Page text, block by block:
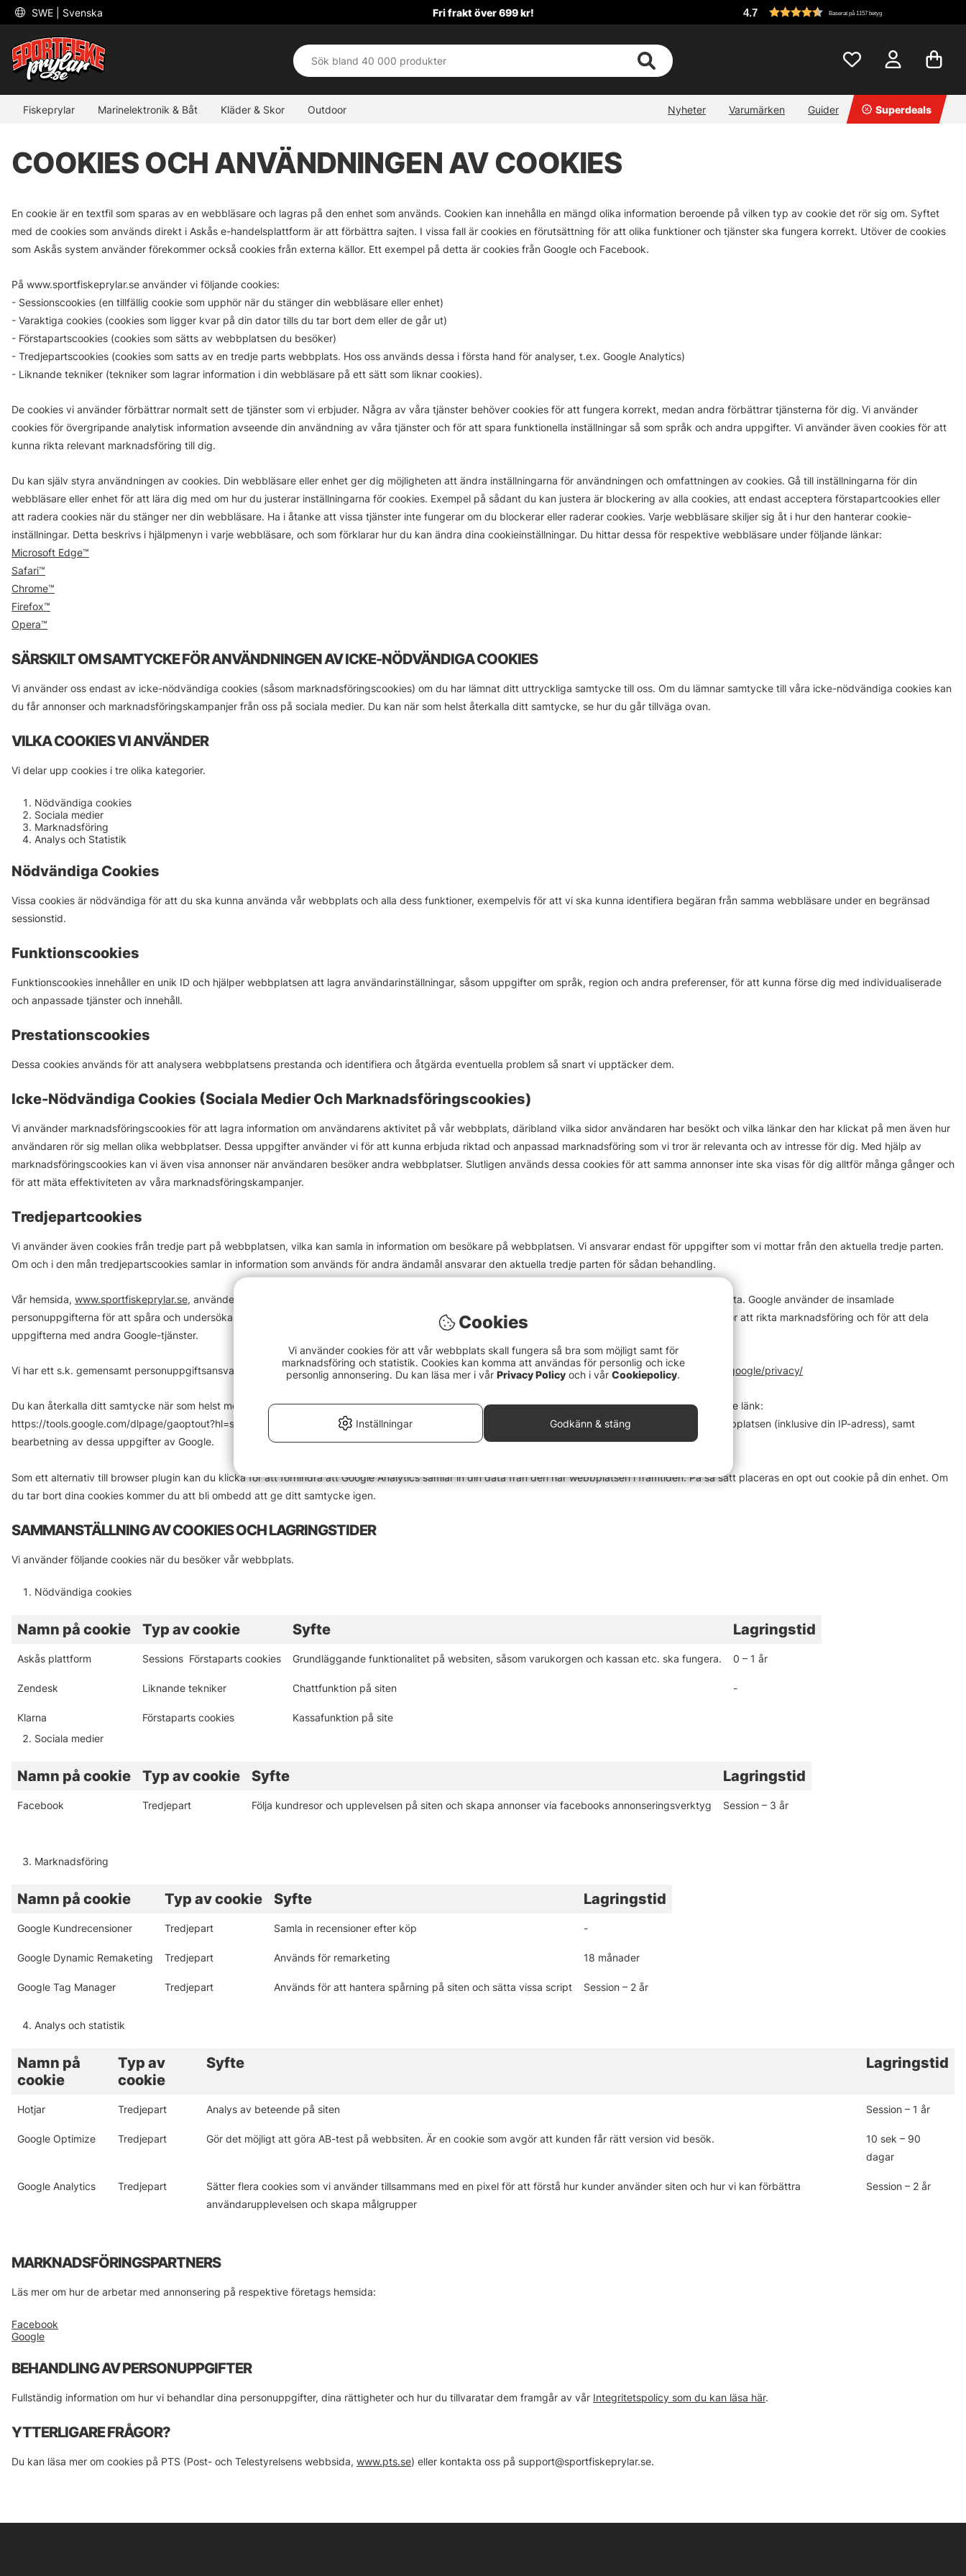
SWE | Svenska Fri frakt över 699 kr! 4.7 Baserat på 1157 betyg
Fiskeprylar Marinelektronik & Båt Kläder & Skor Outdoor Nyheter Varumärken Guider Superdeals
COOKIES OCH ANVÄNDNINGEN AV COOKIES
En cookie är en textfil som sparas av en webbläsare och lagras på den enhet som används. Cookien kan innehålla en mängd olika information beroende på vilken typ av cookie det rör sig om. Syftet
med de cookies som används direkt i Askås e-handelsplattform är att förbättra sajten. I vissa fall är cookies en förutsättning för att olika funktioner och tjänster ska fungera korrekt. Utöver de cookies
som Askås system använder förekommer också cookies från externa källor. Ett exempel på detta är cookies från Google och Facebook.
På www.sportfiskeprylar.se använder vi följande cookies:
- Sessionscookies (en tillfällig cookie som upphör när du stänger din webbläsare eller enhet)
- Varaktiga cookies (cookies som ligger kvar på din dator tills du tar bort dem eller de går ut)
- Förstapartscookies (cookies som sätts av webbplatsen du besöker)
- Tredjepartscookies (cookies som satts av en tredje parts webbplats. Hos oss används dessa i första hand för analyser, t.ex. Google Analytics)
- Liknande tekniker (tekniker som lagrar information i din webbläsare på ett sätt som liknar cookies).
De cookies vi använder förbättrar normalt sett de tjänster som vi erbjuder. Några av våra tjänster behöver cookies för att fungera korrekt, medan andra förbättrar tjänsterna för dig. Vi använder
cookies för övergripande analytisk information avseende din användning av våra tjänster och för att spara funktionella inställningar så som språk och andra uppgifter. Vi använder även cookies för att
kunna rikta relevant marknadsföring till dig.
Du kan själv styra användningen av cookies. Din webbläsare eller enhet ger dig möjligheten att ändra inställningarna för användningen och omfattningen av cookies. Gå till inställningarna för din
webbläsare eller enhet för att lära dig med om hur du justerar inställningarna för cookies. Exempel på sådant du kan justera är blockering av alla cookies, att endast acceptera förstapartcookies eller
att radera cookies när du stänger ner din webbläsare. Ha i åtanke att vissa tjänster inte fungerar om du blockerar eller raderar cookies. Varje webbläsare skiljer sig åt i hur den hanterar cookie-
inställningar. Detta beskrivs i hjälpmenyn i varje webbläsare, och som förklarar hur du kan ändra dina cookieinställningar. Du hittar dessa för respektive webbläsare under följande länkar:
Microsoft Edge™
Safari™
Chrome™
Firefox™
Opera™
SÄRSKILT OM SAMTYCKE FÖR ANVÄNDNINGEN AV ICKE-NÖDVÄNDIGA COOKIES
Vi använder oss endast av icke-nödvändiga cookies (såsom marknadsföringscookies) om du har lämnat ditt uttryckliga samtycke till oss. Om du lämnar samtycke till våra icke-nödvändiga cookies kan
du får annonser och marknadsföringskampanjer från oss på sociala medier. Du kan när som helst återkalla ditt samtycke, se hur du går tillväga ovan.
VILKA COOKIES VI ANVÄNDER
Vi delar upp cookies i tre olika kategorier.
Nödvändiga cookies
Sociala medier
Marknadsföring
Analys och Statistik
Nödvändiga Cookies
Vissa cookies är nödvändiga för att du ska kunna använda vår webbplats och alla dess funktioner, exempelvis för att vi ska kunna identifiera begäran från samma webbläsare under en begränsad
sessionstid.
Funktionscookies
Funktionscookies innehåller en unik ID och hjälper webbplatsen att lagra användarinställningar, såsom uppgifter om språk, region och andra preferenser, för att kunna förse dig med individualiserade
och anpassade tjänster och innehåll.
Prestationscookies
Dessa cookies används för att analysera webbplatsens prestanda och identifiera och åtgärda eventuella problem så snart vi upptäcker dem.
Icke-Nödvändiga Cookies (Sociala Medier Och Marknadsföringscookies)
Vi använder marknadsföringscookies för att lagra information om användarens aktivitet på vår webbplats, däribland vilka sidor användaren har besökt och vilka länkar den har klickat på men även hur
användaren rör sig mellan olika webbplatser. Dessa uppgifter använder vi för att kunna erbjuda riktad och anpassad marknadsföring som vi tror är relevanta och av intresse för dig. Med hjälp av
marknadsföringscookies kan vi även visa annonser när användaren besöker andra webbplatser. Slutligen används dessa cookies för att samma annonser inte ska visas för dig alltför många gånger och
för att mäta effektiviteten av våra marknadsföringskampanjer.
Tredjepartcookies
Vi använder även cookies från tredje part på webbplatsen, vilka kan samla in information om besökare på webbplatsen. Vi ansvarar endast för uppgifter som vi mottar från den aktuella tredje parten.
Om och i den mån tredjepartscookies samlar in information som används för andra ändamål ansvarar den aktuella tredje parten för sådan behandling.
Vår hemsida, www.sportfiskeprylar.se, använder Google-tjänster som Google Analytics och Google Remarketing i den mån du har gett till samtycke till detta. Google använder de insamlade
personuppgifterna för att spåra och undersöka användningen av
, för att framställa rapporter rörande aktiviteten på hemsidan, för att rikta marknadsföring och för att dela
uppgifterna med andra Google-tjänster.
Vi har ett s.k. gemensamt personuppgiftsansvar med Google. Läs gärna mer om hur Google behandlar dina personuppgifter här:https://business.safety.google/privacy/
Du kan återkalla ditt samtycke när som helst med verkan för framtiden genom att ladda ner och installera webbläsarplugin som finns tillgänglig på följande länk:
https://tools.google.com/dlpage/gaoptout?hl=se. Detta förhindrar insamling av data som genereras av cookies, data relaterad till din användning av webbplatsen (inklusive din IP-adress), samt
bearbetning av dessa uppgifter av Google.
Som ett alternativ till browser plugin kan du klicka för att förhindra att Google Analytics samlar in din data från den här webbplatsen i framtiden. På så sätt placeras en opt out cookie på din enhet. Om
du tar bort dina cookies kommer du att bli ombedd att ge ditt samtycke igen.
SAMMANSTÄLLNING AV COOKIES OCH LAGRINGSTIDER
Vi använder följande cookies när du besöker vår webbplats.
Nödvändiga cookies
Namn på cookie Typ av cookie Syfte Lagringstid
Askås plattform Sessions Förstaparts cookies Grundläggande funktionalitet på websiten, såsom varukorgen och kassan etc. ska fungera. 0 – 1 år
Zendesk Liknande tekniker Chattfunktion på siten -
Klarna Förstaparts cookies
Kassafunktion på site
Sociala medier
Namn på cookie Typ av cookie Syfte Lagringstid
Facebook Tredjepart Följa kundresor och upplevelsen på siten och skapa annonser via facebooks annonseringsverktyg Session – 3 år
Marknadsföring
Namn på cookie Typ av cookie Syfte Lagringstid
Google Kundrecensioner Tredjepart Samla in recensioner efter köp -
Google Dynamic Remaketing Tredjepart Används för remarketing 18 månader
Google Tag Manager Tredjepart Används för att hantera spårning på siten och sätta vissa script Session – 2 år
Analys och statistik
Namn på
cookie
Typ av
cookie
Syfte Lagringstid
Hotjar Tredjepart Analys av beteende på siten Session – 1 år
Google Optimize Tredjepart Gör det möjligt att göra AB-test på webbsiten. Är en cookie som avgör att kunden får rätt version vid besök.
10 sek – 90
dagar
Google Analytics Tredjepart
Sätter flera cookies som vi använder tillsammans med en pixel för att förstå hur kunder använder siten och hur vi kan förbättra
användarupplevelsen och skapa målgrupper
Session – 2 år
MARKNADSFÖRINGSPARTNERS
Läs mer om hur de arbetar med annonsering på respektive företags hemsida:
Facebook
Google
BEHANDLING AV PERSONUPPGIFTER
Fullständig information om hur vi behandlar dina personuppgifter, dina rättigheter och hur du tillvaratar dem framgår av vår Integritetspolicy som du kan läsa här.
YTTERLIGARE FRÅGOR?
Du kan läsa mer om cookies på PTS (Post- och Telestyrelsens webbsida, www.pts.se) eller kontakta oss på support@sportfiskeprylar.se.
Cookies
Vi använder cookies för att vår webbplats skall fungera så bra som möjligt samt för
marknadsföring och statistik. Cookies kan komma att användas för personlig och icke
personlig annonsering. Du kan läsa mer i vår Privacy Policy och i vår Cookiepolicy.
Inställningar Godkänn & stäng